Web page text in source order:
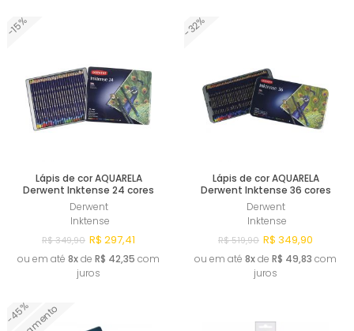
-15%
Lápis de cor AQUARELA
Derwent Inktense 24 cores
Derwent
Inktense
R$ 349,90 R$ 297,41
ou em até 8xde R$ 42,35 com
juros
-32%
Lápis de cor AQUARELA
Derwent Inktense 36 cores
Derwent
Inktense
R$ 519,90 R$ 349,90
ou em até 8xde R$ 49,83 com
juros
-45%